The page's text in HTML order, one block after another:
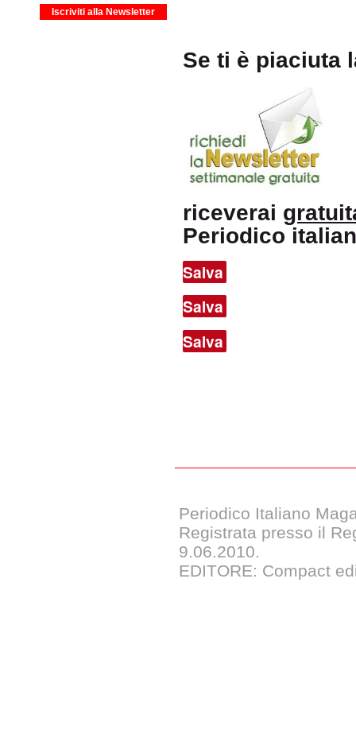
Iscriviti alla Newsletter
Se ti è piaciuta
riceverai
Periodico
Salva
Salva
Salva
Periodico Italiano
Registrata presso il
9.06.2010.
EDITORE: Compact